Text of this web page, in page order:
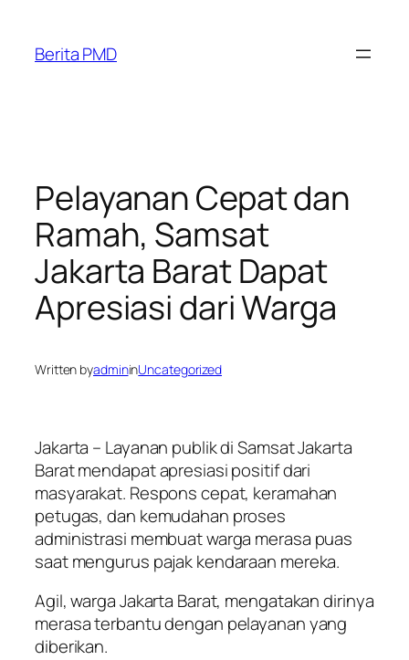
content
Berita PMD
Pelayanan Cepat dan
Ramah, Samsat
Jakarta Barat Dapat
Apresiasi dari Warga
Written byadmininUncategorized
Jakarta – Layanan publik di Samsat Jakarta
Barat mendapat apresiasi positif dari
masyarakat. Respons cepat, keramahan
petugas, dan kemudahan proses
administrasi membuat warga merasa puas
saat mengurus pajak kendaraan mereka.
Agil, warga Jakarta Barat, mengatakan dirinya
merasa terbantu dengan pelayanan yang
diberikan.